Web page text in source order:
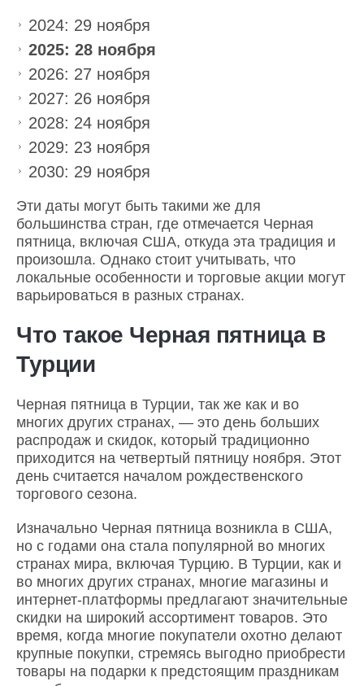
2024: 29 ноября
2025: 28 ноября
2026: 27 ноября
2027: 26 ноября
2028: 24 ноября
2029: 23 ноября
2030: 29 ноября
Эти даты могут быть такими же для
большинства стран, где отмечается Черная
пятница, включая США, откуда эта традиция и
произошла. Однако стоит учитывать, что
локальные особенности и торговые акции могут
варьироваться в разных странах.
Что такое Черная пятница в
Турции
Черная пятница в Турции, так же как и во
многих других странах, — это день больших
распродаж и скидок, который традиционно
приходится на четвертый пятницу ноября. Этот
день считается началом рождественского
торгового сезона.
Изначально Черная пятница возникла в США,
но с годами она стала популярной во многих
странах мира, включая Турцию. В Турции, как и
во многих других странах, многие магазины и
интернет-платформы предлагают значительные
скидки на широкий ассортимент товаров. Это
время, когда многие покупатели охотно делают
крупные покупки, стремясь выгодно приобрести
товары на подарки к предстоящим праздникам